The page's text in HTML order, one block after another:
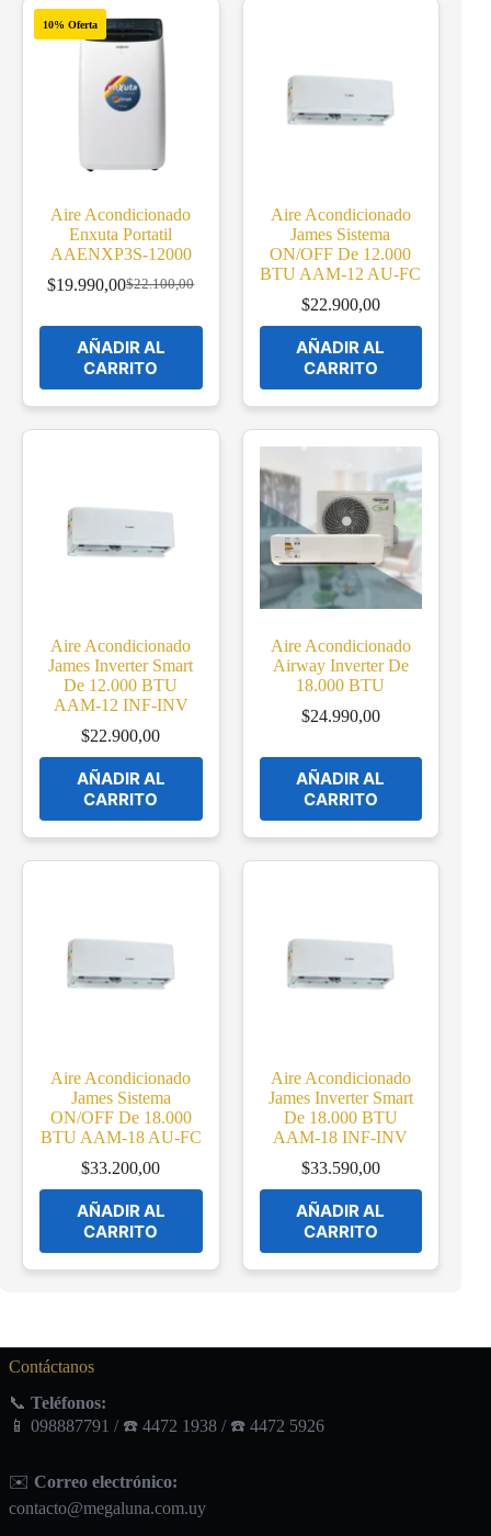
10% Oferta
Aire Acondicionado
Enxuta Portatil
AAENXP3S-12000
$22.100,00
Original
was:
$22.100,00.
$19.990,00Current
is:
$19.990,00.
AÑADIR AL
CARRITO
Aire Acondicionado
James Sistema
ON/OFF De 12.000
BTU AAM-12 AU-FC
$22.900,00
AÑADIR AL
CARRITO
Aire Acondicionado
James Inverter Smart
De 12.000 BTU
AAM-12 INF-INV
$22.900,00
AÑADIR AL
CARRITO
Aire Acondicionado
Airway Inverter De
18.000 BTU
$24.990,00
AÑADIR AL
CARRITO
Aire Acondicionado
James Sistema
ON/OFF De 18.000
BTU AAM-18 AU-FC
$33.200,00
AÑADIR AL
CARRITO
Aire Acondicionado
James Inverter Smart
De 18.000 BTU
AAM-18 INF-INV
$33.590,00
AÑADIR AL
CARRITO
Contáctanos
📞 Teléfonos:
📱 098887791 / ☎️ 4472 1938 / ☎️ 4472 5926
✉️ Correo electrónico:
contacto@megaluna.com.uy